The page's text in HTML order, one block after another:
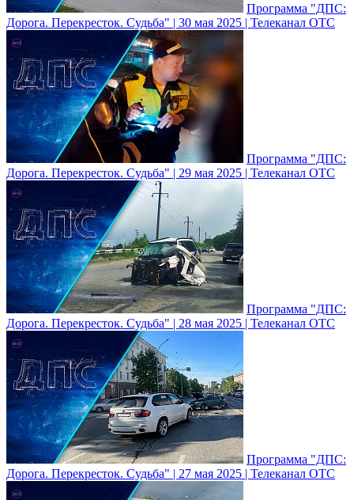
Программа "ДПС:
Дорога. Перекресток. Судьба" | 30 мая 2025 | Телеканал ОТС
Программа "ДПС:
Дорога. Перекресток. Судьба" | 29 мая 2025 | Телеканал ОТС
Программа "ДПС:
Дорога. Перекресток. Судьба" | 28 мая 2025 | Телеканал ОТС
Программа "ДПС:
Дорога. Перекресток. Судьба" | 27 мая 2025 | Телеканал ОТС